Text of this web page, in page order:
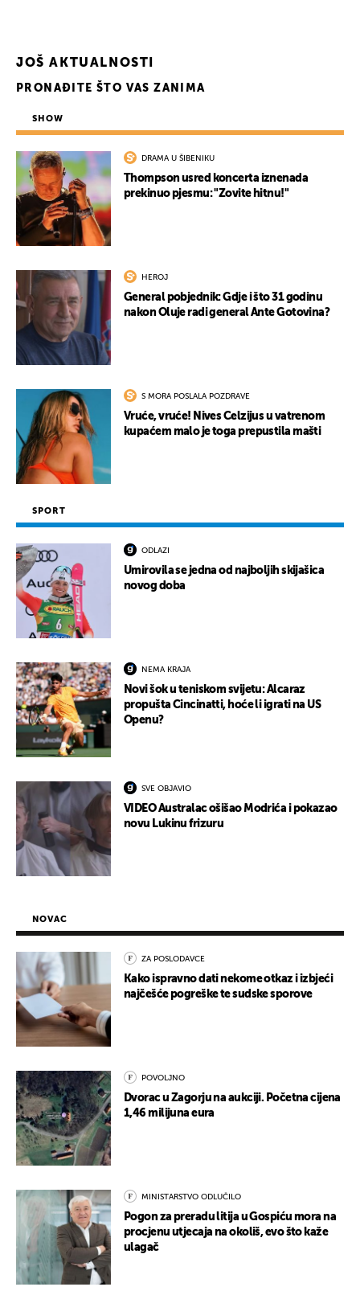
JOŠ AKTUALNOSTI
PRONAĐITE ŠTO VAS ZANIMA
SHOW
DRAMA U ŠIBENIKU
Thompson usred koncerta iznenada
prekinuo pjesmu: "Zovite hitnu!"
HEROJ
General pobjednik: Gdje i što 31 godinu
nakon Oluje radi general Ante Gotovina?
S MORA POSLALA POZDRAVE
Vruće, vruće! Nives Celzijus u vatrenom
kupaćem malo je toga prepustila mašti
SPORT
ODLAZI
Umirovila se jedna od najboljih skijašica
novog doba
NEMA KRAJA
Novi šok u teniskom svijetu: Alcaraz
propušta Cincinatti, hoće li igrati na US
Openu?
SVE OBJAVIO
VIDEO Australac ošišao Modrića i pokazao
novu Lukinu frizuru
NOVAC
ZA POSLODAVCE
Kako ispravno dati nekome otkaz i izbjeći
najčešće pogreške te sudske sporove
POVOLJNO
Dvorac u Zagorju na aukciji. Početna cijena
1,46 milijuna eura
MINISTARSTVO ODLUČILO
Pogon za preradu litija u Gospiću mora na
procjenu utjecaja na okoliš, evo što kaže
ulagač